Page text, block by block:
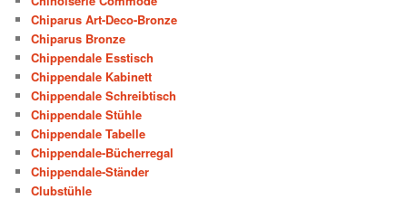
Chiparus Art-Deco-Bronze
Chiparus Bronze
Chippendale Esstisch
Chippendale Kabinett
Chippendale Schreibtisch
Chippendale Stühle
Chippendale Tabelle
Chippendale-Bücherregal
Chippendale-Ständer
Clubstühle